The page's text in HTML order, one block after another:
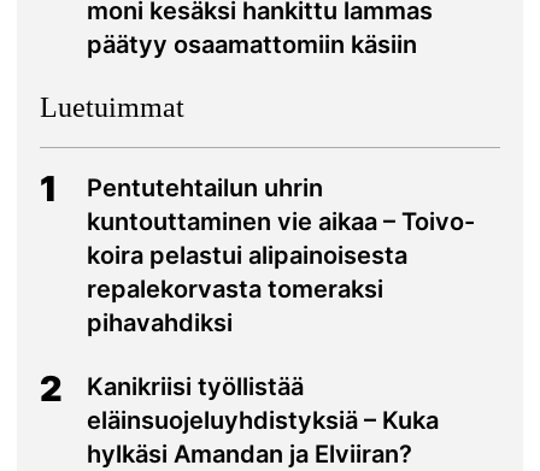
moni kesäksi hankittu lammas
päätyy osaamattomiin käsiin
Luetuimmat
1
Pentutehtailun uhrin
kuntouttaminen vie aikaa – Toivo-
koira pelastui alipainoisesta
repalekorvasta tomeraksi
pihavahdiksi
2
Kanikriisi työllistää
eläinsuojeluyhdistyksiä – Kuka
hylkäsi Amandan ja Elviiran?